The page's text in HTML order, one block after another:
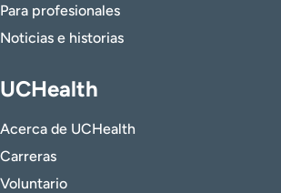
Para profesionales
Noticias e historias
UCHealth
Acerca de UCHealth
Carreras
Voluntario